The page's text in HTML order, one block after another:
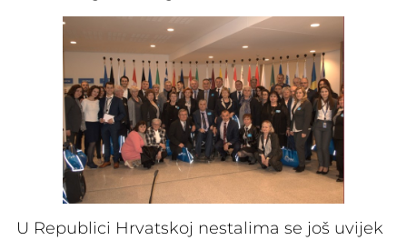
U Republici Hrvatskoj nestalima se još uvijek